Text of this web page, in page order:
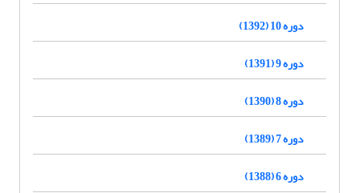
دوره 10 (1392)
دوره 9 (1391)
دوره 8 (1390)
دوره 7 (1389)
دوره 6 (1388)